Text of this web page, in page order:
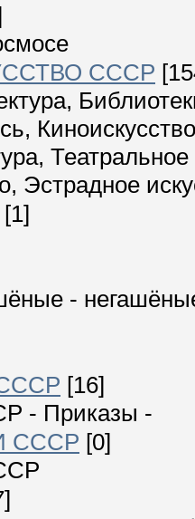
СССР
Эстрадное
[1]
-
[16]
- Приказы -
СССР [0]